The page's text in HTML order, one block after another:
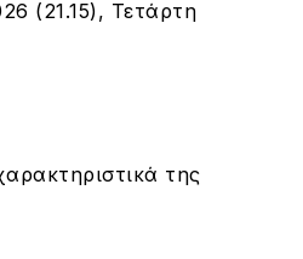
(21.15), Τετάρτη
της